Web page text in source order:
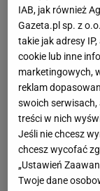
grze, dzięki
godziny 7:6(2),
IAB, jak również
Gazeta.pl sp. z
takie jak adresy
cookie lub inne
marketingowych,
reklam
swoich serwisach,
treści w nich
Jeśli nie chcesz
chcesz wycofać
„Ustawień
Twoje dane